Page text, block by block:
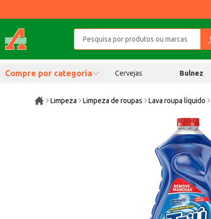
Compre por categoria Cervejas Bulnez
Limpeza Limpeza de roupas Lava roupa líquido